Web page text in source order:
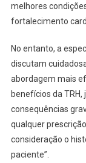
melhores
fortalecimento
No entanto, a
discutam
abordagem mais
benefícios da
consequências
qualquer
consideração o
paciente”.